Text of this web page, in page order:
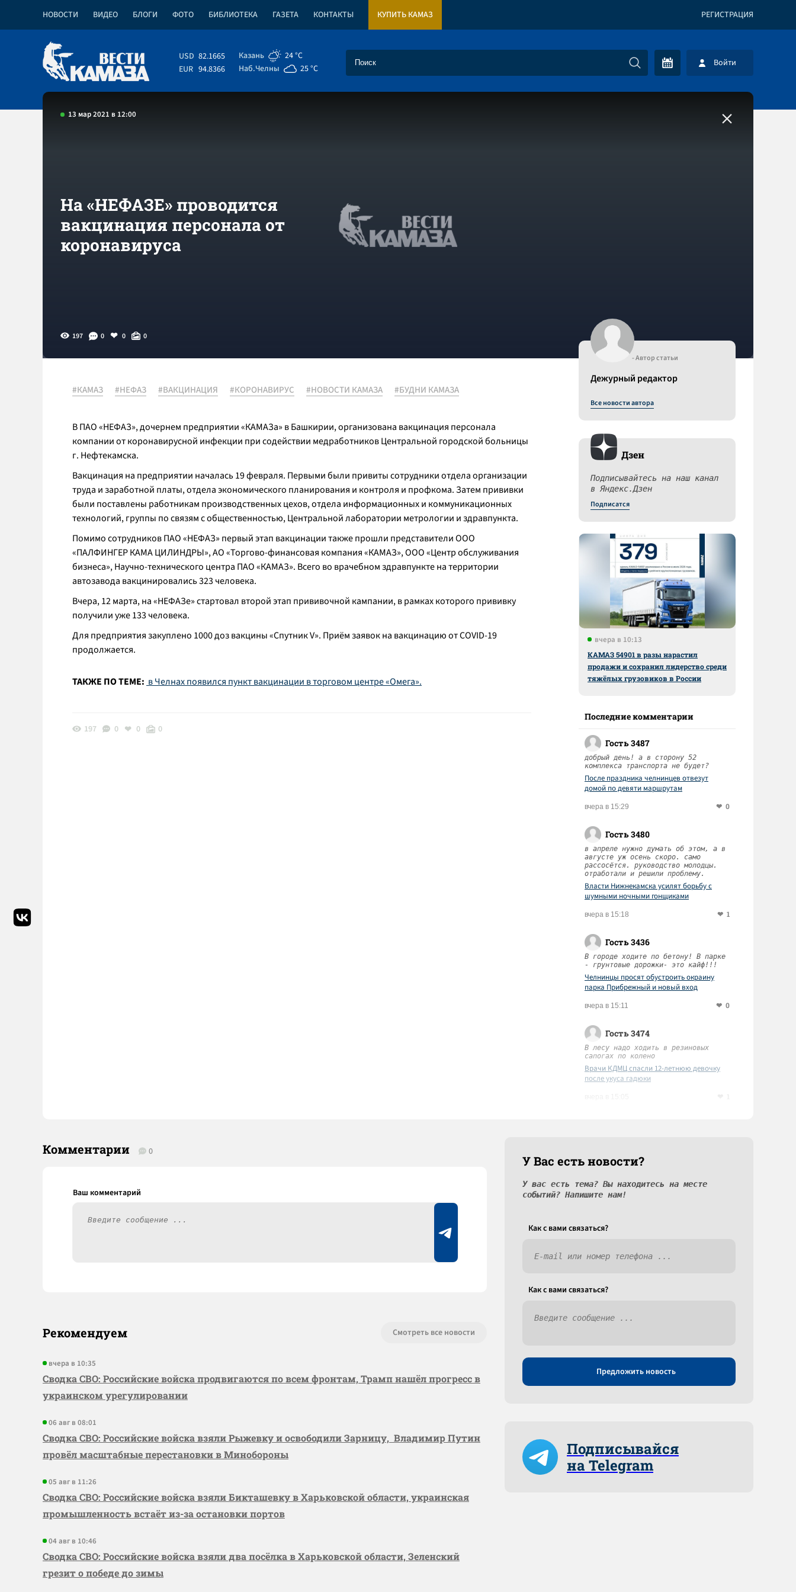
НОВОСТИ ВИДЕО БЛОГИ ФОТО БИБЛИОТЕКА ГАЗЕТА КОНТАКТЫ КУПИТЬ КАМАЗ РЕГИСТРАЦИЯ
USD 82.1665
EUR 94.8366
Казань
24 °C
Наб.Челны
25 °C Войти
13 мар 2021 в 12:00
На «НЕФАЗЕ» проводится
вакцинация персонала от
коронавируса
197 0 0 0
#КАМАЗ #НЕФАЗ #ВАКЦИНАЦИЯ #КОРОНАВИРУС #НОВОСТИ КАМАЗА #БУДНИ КАМАЗА
В ПАО «НЕФАЗ», дочернем предприятии «КАМАЗа» в Башкирии, организована вакцинация персонала
компании от коронавирусной инфекции при содействии медработников Центральной городской больницы
г. Нефтекамска.
Вакцинация на предприятии началась 19 февраля. Первыми были привиты сотрудники отдела организации
труда и заработной платы, отдела экономического планирования и контроля и профкома. Затем прививки
были поставлены работникам производственных цехов, отдела информационных и коммуникационных
технологий, группы по связям с общественностью, Центральной лаборатории метрологии и здравпункта.
Помимо сотрудников ПАО «НЕФАЗ» первый этап вакцинации также прошли представители ООО
«ПАЛФИНГЕР КАМА ЦИЛИНДРЫ», АО «Торгово-финансовая компания «КАМАЗ», ООО «Центр обслуживания
бизнеса», Научно-технического центра ПАО «КАМАЗ». Всего во врачебном здравпункте на территории
автозавода вакцинировались 323 человека.
Вчера, 12 марта, на «НЕФАЗе» стартовал второй этап прививочной кампании, в рамках которого прививку
получили уже 133 человека.
Для предприятия закуплено 1000 доз вакцины «Спутник V». Приём заявок на вакцинацию от COVID-19
продолжается.
ТАКЖЕ ПО ТЕМЕ: в Челнах появился пункт вакцинации в торговом центре «Омега».
197 0 0 0
- Автор статьи
Дежурный редактор
Все новости автора
Дзен
Подписывайтесь на наш канал
в Яндекс.Дзен
Подписатся
вчера в 10:13
КАМАЗ 54901 в разы нарастил
продажи и сохранил лидерство среди
тяжёлых грузовиков в России
Последние комментарии
Гость 3487
добрый день! а в сторону 52
комплекса транспорта не будет?
После праздника челнинцев отвезут
домой по девяти маршрутам
вчера в 15:29 0
Гость 3480
в апреле нужно думать об этом, а в
августе уж осень скоро. само
рассосётся. руководство молодцы.
отработали и решили проблему.
Власти Нижнекамска усилят борьбу с
шумными ночными гонщиками
вчера в 15:18 1
Гость 3436
В городе ходите по бетону! В парке
- грунтовые дорожки- это кайф!!!
Челнинцы просят обустроить окраину
парка Прибрежный и новый вход
вчера в 15:11 0
Гость 3474
В лесу надо ходить в резиновых
сапогах по колено
Врачи КДМЦ спасли 12-летнюю девочку
после укуса гадюки
Комментарии 0
Рекомендуем Смотреть все новости
вчера в 10:35
Сводка СВО: Российские войска продвигаются по всем фронтам, Трамп нашёл прогресс в
украинском урегулировании
06 авг в 08:01
Сводка СВО: Российские войска взяли Рыжевку и освободили Зарницу, Владимир Путин
провёл масштабные перестановки в Минобороны
05 авг в 11:26
Сводка СВО: Российские войска взяли Бикташевку в Харьковской области, украинская
промышленность встаёт из-за остановки портов
04 авг в 10:46
Сводка СВО: Российские войска взяли два посёлка в Харьковской области, Зеленский
грезит о победе до зимы
У Вас есть новости?
У вас есть тема? Вы находитесь на месте
событий? Напишите нам!
Как c вами связаться?
Как c вами связаться?
Предложить новость
Подписывайся
на Telegram